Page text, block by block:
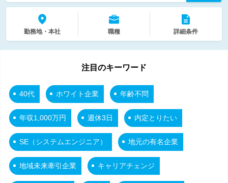
勤務地・本社 職種 詳細条件
注目のキーワード
40代 ホワイト企業 年齢不問
年収1,000万円 週休3日 内定とりたい
SE（システムエンジニア） 地元の有名企業
地域未来牽引企業 キャリアチェンジ